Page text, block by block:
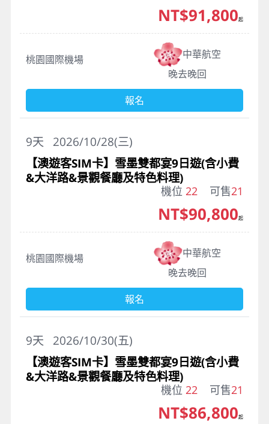
桃園國際機場
中華航空
晚去晚回
NT$91,800起
報名
2026/10/28(三)
9天
【澳遊客SIM卡】雪墨雙都宴9日遊(含小費
&大洋路&景觀餐廳及特色料理)
機位 22 可售21
桃園國際機場
中華航空
晚去晚回
NT$90,800起
報名
2026/10/30(五)
9天
【澳遊客SIM卡】雪墨雙都宴9日遊(含小費
&大洋路&景觀餐廳及特色料理)
機位 22 可售21
NT$86,800起